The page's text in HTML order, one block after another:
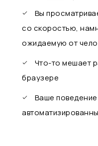
Вы
со скоростью,
ожидаемую от
Что-то мешает
браузере
Ваше